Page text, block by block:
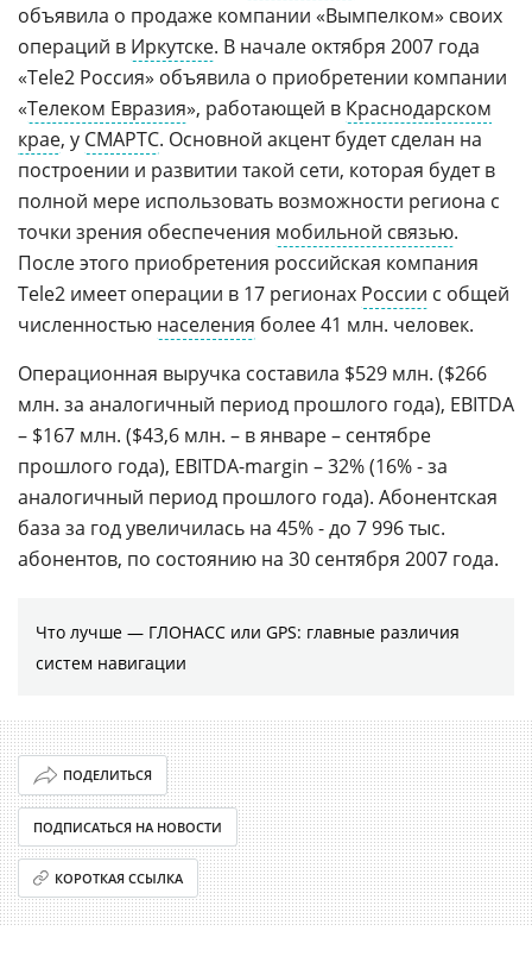
объявила о продаже компании «Вымпелком» своих
операций в Иркутске. В начале октября 2007 года
«Tele2 Россия» объявила о приобретении компании
«Телеком Евразия», работающей в Краснодарском
крае, у СМАРТС. Основной акцент будет сделан на
построении и развитии такой сети, которая будет в
полной мере использовать возможности региона с
точки зрения обеспечения мобильной связью.
После этого приобретения российская компания
Tele2 имеет операции в 17 регионах России с общей
численностью населения более 41 млн. человек.
Операционная выручка составила $529 млн. ($266
млн. за аналогичный период прошлого года), EBITDA
– $167 млн. ($43,6 млн. – в январе – сентябре
прошлого года), EBITDA-margin – 32% (16% - за
аналогичный период прошлого года). Абонентская
база за год увеличилась на 45% - до 7 996 тыс.
абонентов, по состоянию на 30 сентября 2007 года.
Что лучше — ГЛОНАСС или GPS: главные различия
систем навигации
ПОДЕЛИТЬСЯ
ПОДПИСАТЬСЯ НА НОВОСТИ
КОРОТКАЯ ССЫЛКА